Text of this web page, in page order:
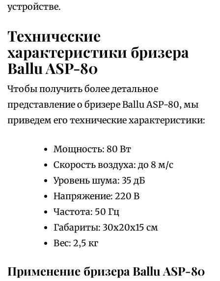
устройстве.
Технические
характеристики бризера
Ballu ASP-80
Чтобы получить более детальное
представление о бризере Ballu ASP-80‚ мы
приведем его технические характеристики:
Мощность: 80 Вт
Скорость воздуха: до 8 м/с
Уровень шума: 35 дБ
Напряжение: 220 В
Частота: 50 Гц
Габариты: 30х20х15 см
Вес: 2‚5 кг
Применение бризера Ballu ASP-80